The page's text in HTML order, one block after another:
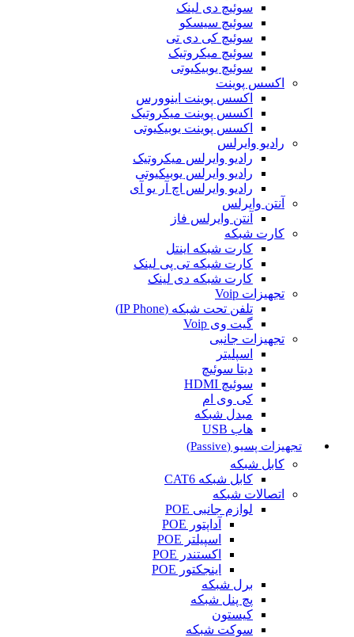
سوئیچ دی لینک
سوئیچ سیسکو
سوئیچ کی دی تی
سوئیچ میکروتیک
سوئیچ یوبیکیوتی
اکسس پوینت
اکسس پوینت اینوورس
اکسس پوینت میکروتیک
اکسس پوینت یوبیکیوتی
رادیو وایرلس
رادیو وایرلس میکروتیک
رادیو وایرلس یوبیکیوتی
رادیو وایرلس اچ آر یو آی
آنتن وایرلس
آنتن وایرلس فاز
کارت شبکه
کارت شبکه اینتل
کارت شبکه تی پی لینک
کارت شبکه دی لینک
تجهیزات Voip
تلفن تحت شبکه (IP Phone)
گیت وی Voip
تجهیزات جانبی
اسپلیتر
دیتا سوئیچ
سوئیچ HDMI
کی وی ام
مبدل شبکه
هاب USB
تجهیزات پسیو (Passive)
کابل شبکه
کابل شبکه CAT6
اتصالات شبکه
لوازم جانبی POE
آداپتور POE
اسپیلتر POE
اکستندر POE
اینجکتور POE
برل شبکه
پچ پنل شبکه
کیستون
سوکت شبکه